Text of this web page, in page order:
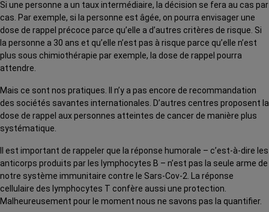
Si une personne a un taux intermédiaire, la décision se fera au cas par
cas. Par exemple, si la personne est âgée, on pourra envisager une
dose de rappel précoce parce qu’elle a d’autres critères de risque. Si
la personne a 30 ans et qu’elle n’est pas à risque parce qu’elle n’est
plus sous chimiothérapie par exemple, la dose de rappel pourra
attendre.
Mais ce sont nos pratiques. Il n’y a pas encore de recommandation
des sociétés savantes internationales. D’autres centres proposent la
dose de rappel aux personnes atteintes de cancer de manière plus
systématique.
Il est important de rappeler que la réponse humorale – c’est-à-dire les
anticorps produits par les lymphocytes B – n’est pas la seule arme de
notre système immunitaire contre le Sars-Cov-2. La réponse
cellulaire des lymphocytes T confère aussi une protection.
Malheureusement pour le moment nous ne savons pas la quantifier.